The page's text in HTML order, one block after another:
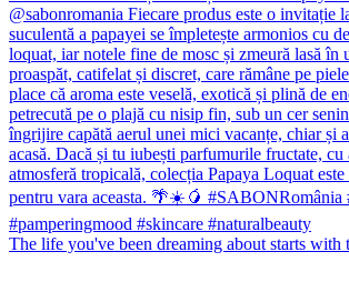
The life you've been dreaming about starts with